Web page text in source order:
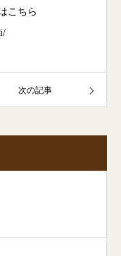
こちら
次の記事